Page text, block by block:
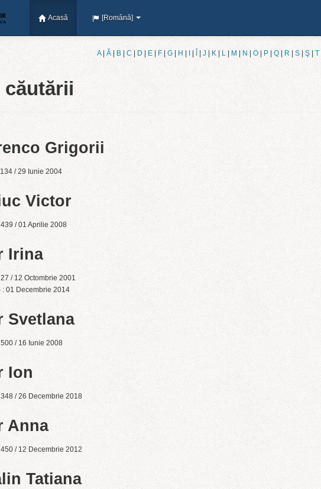
Acasă [Română]
A| Ǎ| B| C D E| F| G| H J| K| L| M N O| P| Q| R S| Ş| T|
căutării
Grigorii
/ 29 Iunie 2004
Victor
/ 01 Aprilie 2008
Irina
/ 12 Octombrie 2001
: 01 Decembrie 2014
Svetlana
/ 16 Iunie 2008
Ion
/ 26 Decembrie 2018
Anna
/ 12 Decembrie 2012
Tatiana